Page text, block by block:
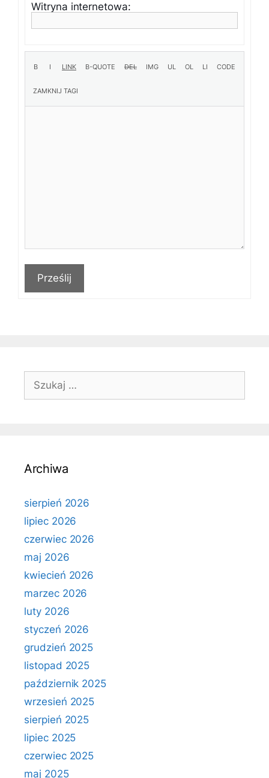
Witryna internetowa:
Prześlij
Szukaj:
Archiwa
sierpień 2026
lipiec 2026
czerwiec 2026
maj 2026
kwiecień 2026
marzec 2026
luty 2026
styczeń 2026
grudzień 2025
listopad 2025
październik 2025
wrzesień 2025
sierpień 2025
lipiec 2025
czerwiec 2025
maj 2025